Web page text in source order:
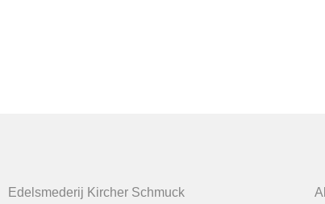
Edelsmederij Kircher Schmuck